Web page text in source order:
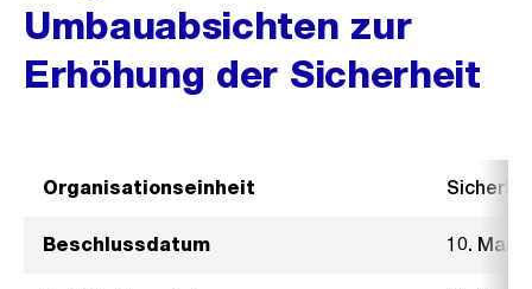
Umbauabsichten zur
Erhöhung der Sicherheit
Organisationseinheit
Beschlussdatum 10. Mai